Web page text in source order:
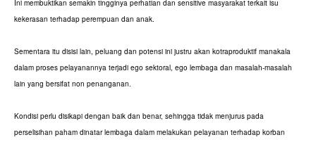
Ini membuktikan semakin tingginya perhatian dan sensitive masyarakat terkait isu
kekerasan terhadap perempuan dan anak.
Sementara itu disisi lain, peluang dan potensi ini justru akan kotraproduktif manakala
dalam proses pelayanannya terjadi ego sektoral, ego lembaga dan masalah-masalah
lain yang bersifat non penanganan.
Kondisi perlu disikapi dengan baik dan benar, sehingga tidak menjurus pada
perselisihan paham dinatar lembaga dalam melakukan pelayanan terhadap korban